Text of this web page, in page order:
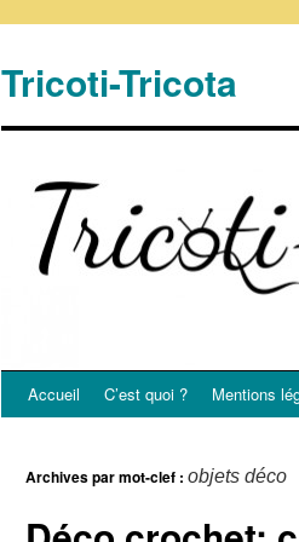
Tricoti-Tricota
Accueil C’est quoi ? Mentions
Archives par mot-clef : objets déco